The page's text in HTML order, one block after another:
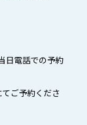
日電話での予約
ご予約くださ